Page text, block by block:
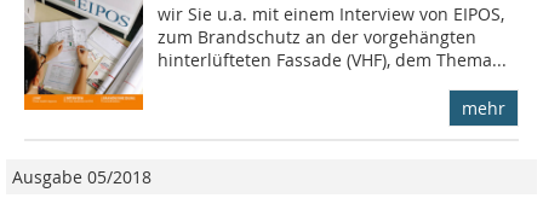
wir Sie u.a. mit einem Interview von EIPOS,
zum Brandschutz an der vorgehängten
hinterlüfteten Fassade (VHF), dem Thema...
mehr
Ausgabe 05/2018